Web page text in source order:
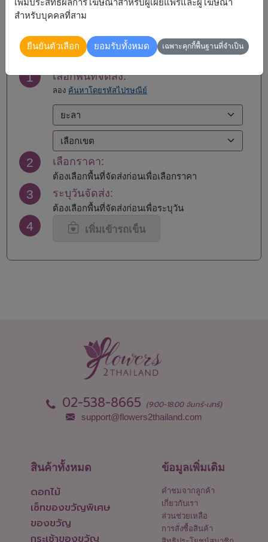
1 เลือกพื้นที่จัดส่ง:
ลอง ค้นหาโดยรหัสไปรษณีย์
2 เลือกราคา:
ต้องเลือกพื้นที่จัดส่งก่อนเพื่อเลือกราคา
3 ระบุวันจัดส่ง:
ต้องเลือกพื้นที่จัดส่งก่อนเพื่อระบุวัน
4 เพิ่มเข้ารถเข็น
02-538-8665 (9:00-18:00 จันทร์-เสาร์)
support@flowers2thailand.com
สินค้าทั้งหมด
ดอกไม้
เซ็ทของขวัญพิเศษ
ของขวัญ
กระเช้าของขวัญ
ข้อมูลเพิ่มเติม
คำชมจากลูกค้า
เกี่ยวกับเรา
ส่วนช่วยเหลือ
การสั่งซื้อสินค้า
เพิ่มประสิทธิผลการโฆษณาสำหรับผู้เผยแพร่และผู้โฆษณา
สำหรับบุคคลที่สาม
ยืนยันตัวเลือก ยอมรับทั้งหมด เฉพาะคุกกี้พื้นฐานที่จำเป็น